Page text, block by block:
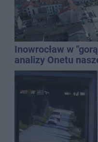
Inowrocław w
analizy Onetu
najbardziej